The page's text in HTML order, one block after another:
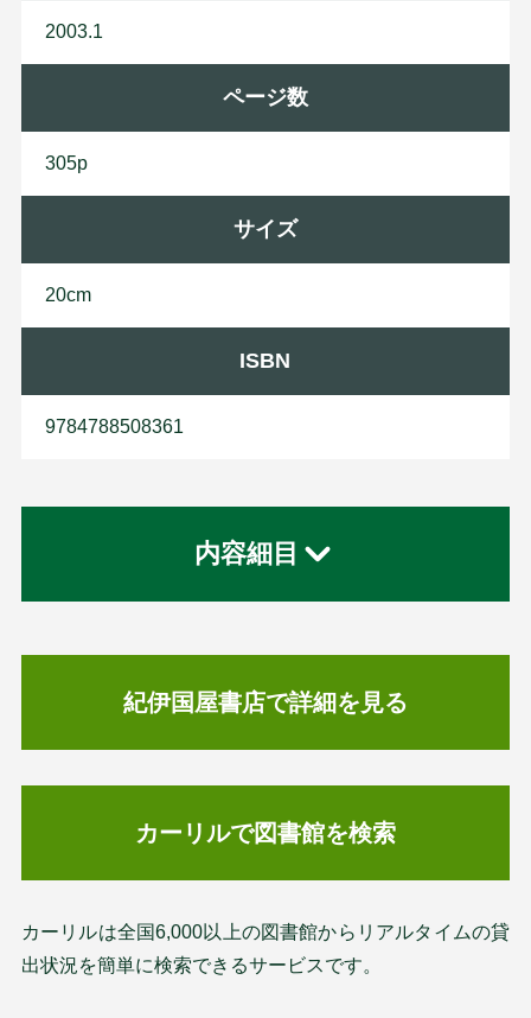
2003.1
ページ数
305p
サイズ
20cm
ISBN
9784788508361
内容細目
紀伊国屋書店で詳細を見る
カーリルで図書館を検索
カーリルは全国6,000以上の図書館からリアルタイムの貸
出状況を簡単に検索できるサービスです。